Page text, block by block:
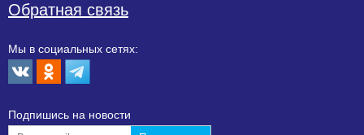
Обратная связь
Мы в социальных сетях:
Подпишиcь на новости